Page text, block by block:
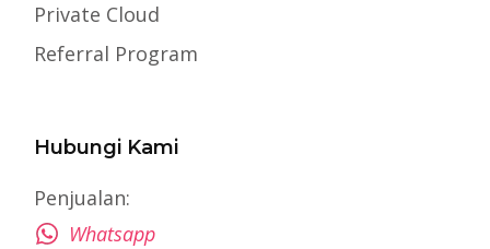
Private Cloud
Referral Program
Hubungi Kami
Penjualan:
Whatsapp